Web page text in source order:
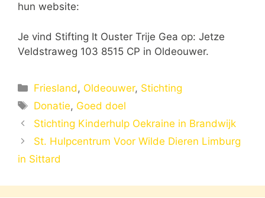
hun website:
Je vind Stifting It Ouster Trije Gea op: Jetze
Veldstraweg 103 8515 CP in Oldeouwer.
Categorieën
Friesland , Oldeouwer, Stichting
Tags
Donatie, Goed doel
Stichting Kinderhulp Oekraine in Brandwijk
St. Hulpcentrum Voor Wilde Dieren Limburg
in Sittard